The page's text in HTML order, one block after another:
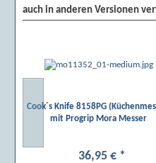
auch in anderen Versionen
Cook´s Knife 8158PG
mit Progrip Mora Messer
36,95 € *